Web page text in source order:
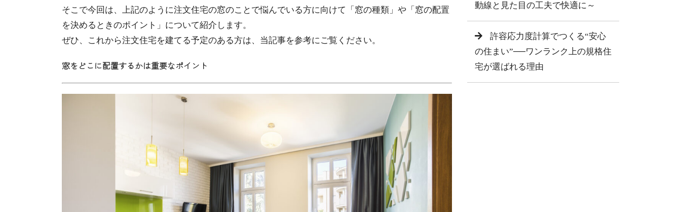
そこで今回は、上記のように注文住宅の窓のことで悩んでいる方に向けて「窓の種類」や「窓の配置
を決めるときのポイント」について紹介します。
ぜひ、これから注文住宅を建てる予定のある方は、当記事を参考にご覧ください。
窓をどこに配置するかは重要なポイント
動線と見た目の工夫で快適に～
許容応力度計算でつくる“安心
の住まい”──ワンランク上の規格住
宅が選ばれる理由